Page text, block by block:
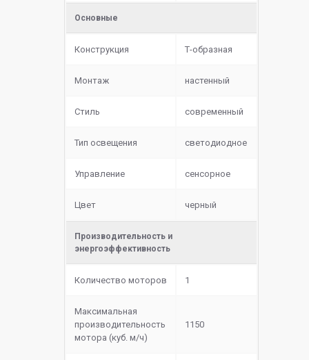
Основные
Конструкция Т-образная
Монтаж настенный
Стиль современный
Тип освещения светодиодное
Управление сенсорное
Цвет черный
Производительность и
энергоэффективность
Количество моторов 1
Максимальная
производительность
мотора (куб. м/ч)
1150